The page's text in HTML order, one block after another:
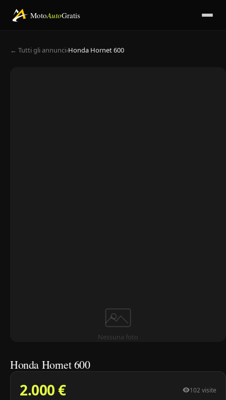
MotoAutoGratis
← Tutti gli annunci›Honda Hornet 600
Nessuna foto
Honda Hornet 600
2.000 € 102 visite